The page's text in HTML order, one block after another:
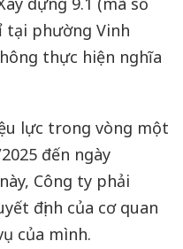
tại phường Vinh
thực hiện nghĩa
lực trong vòng một
đến ngày
Công ty phải
định của cơ quan
của mình.